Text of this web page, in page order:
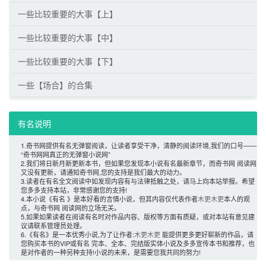
一些比较重要的大事【上】
一些比较重要的大事【中】
一些比较重要的大事【下】
一些【场合】的合集
有名说明
1.奇书网提供有名无弹窗阅读，让读者享受干净，清静的阅读环境,我们的口号——
“奇书网网真正的无弹窗小说网”
2.我们将日新月新更新本书，但如果您发现本小说有名最新章节，而奇书网 阅读网
又没有更新，请通知奇书网,您的支持是我们最大的动力。
3.读者在有名全文阅读中如发现内容有与法律抵触之处，请马上向本站举报。希望
您多多支持本站，非常感谢您的支持!
4.本小说《有名 》是本好看的言情小说，但其内容仅代表作者木更木更本人的观
点，与奇书网 阅读网的立场无关。
5.如果如果读者在阅读有名时对作品内容、版权等方面有质疑，或对本站有意见建
议请联系管理员处理。
6.《有名》是一本优秀小说,为了让作者:木更木更能提供更多更好崭新的作品，请
您购买本书的VIP或有名 完本、全本、完结版实体小说及多多宣传本书和推荐，也
是对作者的一种另种支持!小说的未来，是需要您我共同的努力!